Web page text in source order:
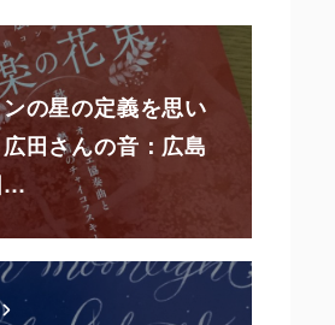
の星の定義を思い
田さんの音：広島
…